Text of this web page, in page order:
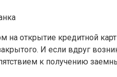
на открытие кредитной
закрытого. И если вдруг
к получению